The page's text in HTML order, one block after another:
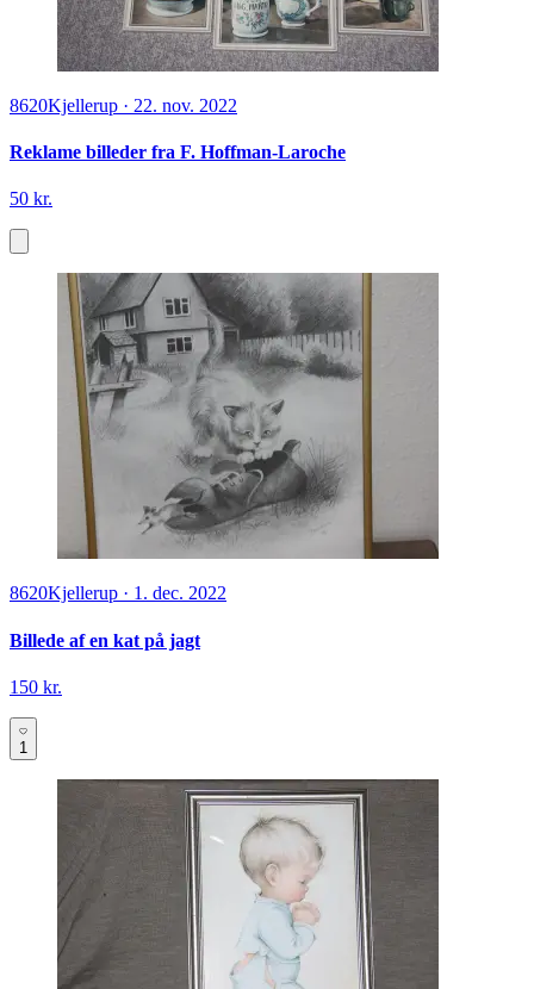
8620Kjellerup · 22. nov. 2022
Reklame billeder fra F. Hoffman-Laroche
50 kr.
8620Kjellerup · 1. dec. 2022
Billede af en kat på jagt
150 kr.
1